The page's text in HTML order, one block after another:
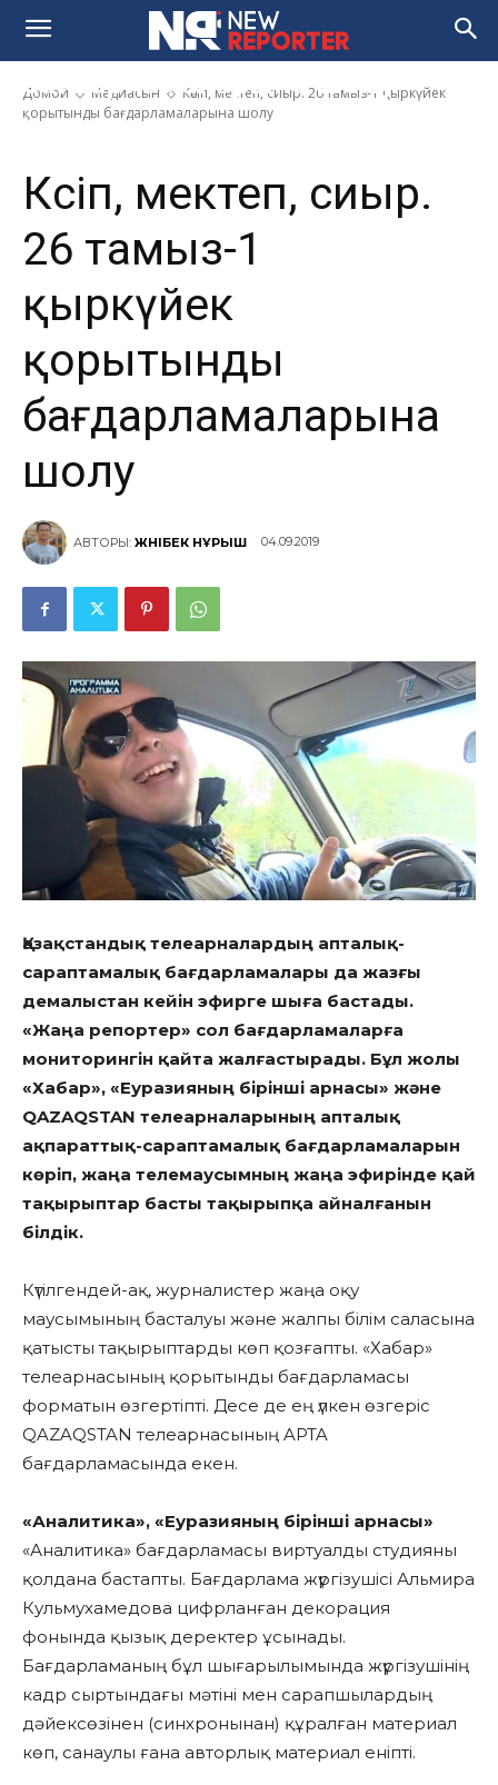
Домой Медиасын
Кәсіп, мектеп, сиыр. 26 тамыз-1 қыркүйек
қорытынды бағдарламаларына шолу
Кәсіп, мектеп, сиыр. 26 тамыз-1
қыркүйек қорытынды
бағдарламаларына шолу
Кәсіп, мектеп, сиыр.
26 тамыз-1
қыркүйек
қорытынды
бағдарламаларына
шолу
АВТОРЫ: ЖӘНІБЕК НҰРЫШ 04.09.2019
Қазақстандық телеарналардың апталық-
сараптамалық бағдарламалары да жазғы
демалыстан кейін эфирге шыға бастады.
«Жаңа репортер» сол бағдарламаларға
мониторингін қайта жалғастырады. Бұл жолы
«Хабар», «Еуразияның бірінші арнасы» және
QAZAQSTAN телеарналарының апталық
ақпараттық-сараптамалық бағдарламаларын
көріп, жаңа телемаусымның жаңа эфирінде қай
тақырыптар басты тақырыпқа айналғанын
білдік.
Күтілгендей-ақ, журналистер жаңа оқу
маусымының басталуы және жалпы білім саласына
қатысты тақырыптарды көп қозғапты. «Хабар»
телеарнасының қорытынды бағдарламасы
форматын өзгертіпті. Десе де ең үлкен өзгеріс
QAZAQSTAN телеарнасының APTA
бағдарламасында екен.
«Аналитика», «Еуразияның бірінші арнасы»
«Аналитика» бағдарламасы виртуалды студияны
қолдана бастапты. Бағдарлама жүргізушісі Альмира
Кульмухамедова цифрланған декорация
фонында қызық деректер ұсынады.
Бағдарламаның бұл шығарылымында жүргізушінің
кадр сыртындағы мәтіні мен сарапшылардың
дәйексөзінен (синхронынан) құралған материал
көп, санаулы ғана авторлық материал еніпті.